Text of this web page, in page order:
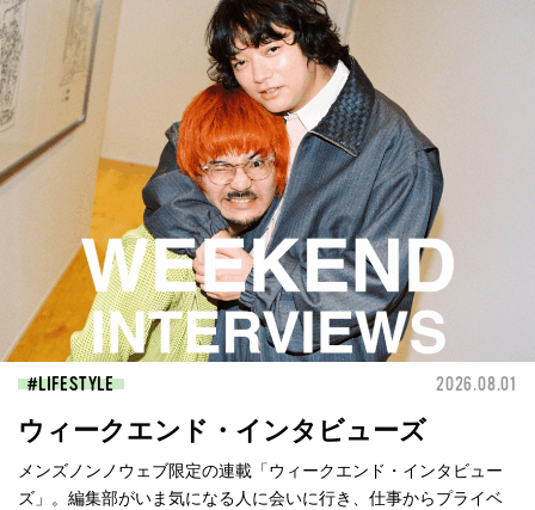
LIFESTYLE 2026.08.01
ウィークエンド・インタビューズ
メンズノンノウェブ限定の連載「ウィークエンド・インタビュー
ズ」。編集部がいま気になる人に会いに行き、仕事からプライベ